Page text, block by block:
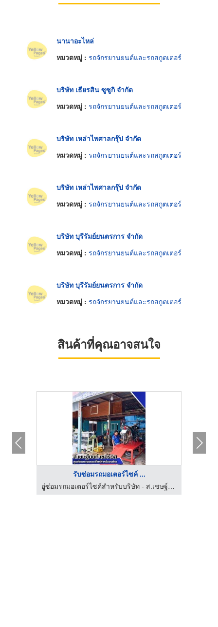
นานาอะไหล่
หมวดหมู่ : รถจักรยานยนต์และรถสกูตเตอร์
บริษัท เธียรสิน ซูซูกิ จำกัด
หมวดหมู่ : รถจักรยานยนต์และรถสกูตเตอร์
บริษัท เหล่าไพศาลกรุ๊ป จำกัด
หมวดหมู่ : รถจักรยานยนต์และรถสกูตเตอร์
บริษัท เหล่าไพศาลกรุ๊ป จำกัด
หมวดหมู่ : รถจักรยานยนต์และรถสกูตเตอร์
บริษัท บุรีรัมย์ยนตรการ จำกัด
หมวดหมู่ : รถจักรยานยนต์และรถสกูตเตอร์
บริษัท บุรีรัมย์ยนตรการ จำกัด
หมวดหมู่ : รถจักรยานยนต์และรถสกูตเตอร์
สินค้าที่คุณอาจสนใจ
รับซ่อมรถมอเตอร์ไซค์ ...
อู่ซ่อมรถมอเตอร์ไซค์สำหรับบริษัท - ส.เชษฐ์นนท์ เซอร์วิส